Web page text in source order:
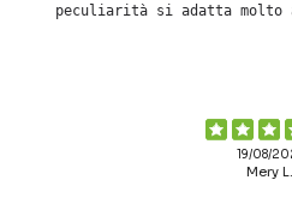
peculiarità si adatta molto
19/08/
Mery L.